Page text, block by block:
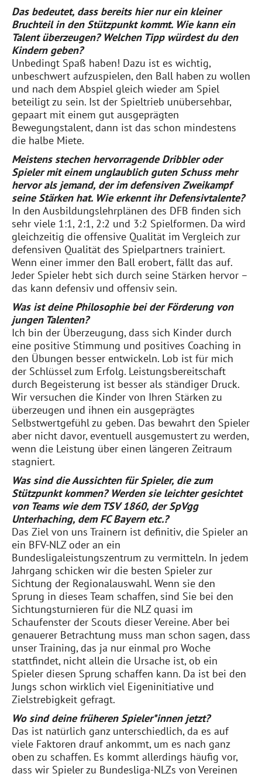
Das bedeutet, dass bereits hier nur ein kleiner
Bruchteil in den Stützpunkt kommt. Wie kann ein
Talent überzeugen? Welchen Tipp würdest du den
Kindern geben?
Unbedingt Spaß haben! Dazu ist es wichtig,
unbeschwert aufzuspielen, den Ball haben zu wollen
und nach dem Abspiel gleich wieder am Spiel
beteiligt zu sein. Ist der Spieltrieb unübersehbar,
gepaart mit einem gut ausgeprägten
Bewegungstalent, dann ist das schon mindestens
die halbe Miete.
Meistens stechen hervorragende Dribbler oder
Spieler mit einem unglaublich guten Schuss mehr
hervor als jemand, der im defensiven Zweikampf
seine Stärken hat. Wie erkennt ihr Defensivtalente?
In den Ausbildungslehrplänen des DFB finden sich
sehr viele 1:1, 2:1, 2:2 und 3:2 Spielformen. Da wird
gleichzeitig die offensive Qualität im Vergleich zur
defensiven Qualität des Spielpartners trainiert.
Wenn einer immer den Ball erobert, fällt das auf.
Jeder Spieler hebt sich durch seine Stärken hervor –
das kann defensiv und offensiv sein.
Was ist deine Philosophie bei der Förderung von
jungen Talenten?
Ich bin der Überzeugung, dass sich Kinder durch
eine positive Stimmung und positives Coaching in
den Übungen besser entwickeln. Lob ist für mich
der Schlüssel zum Erfolg. Leistungsbereitschaft
durch Begeisterung ist besser als ständiger Druck.
Wir versuchen die Kinder von Ihren Stärken zu
überzeugen und ihnen ein ausgeprägtes
Selbstwertgefühl zu geben. Das bewahrt den Spieler
aber nicht davor, eventuell ausgemustert zu werden,
wenn die Leistung über einen längeren Zeitraum
stagniert.
Was sind die Aussichten für Spieler, die zum
Stützpunkt kommen? Werden sie leichter gesichtet
von Teams wie dem TSV 1860, der SpVgg
Unterhaching, dem FC Bayern etc.?
Das Ziel von uns Trainern ist definitiv, die Spieler an
ein BFV-NLZ oder an ein
Bundesligaleistungszentrum zu vermitteln. In jedem
Jahrgang schicken wir die besten Spieler zur
Sichtung der Regionalauswahl. Wenn sie den
Sprung in dieses Team schaffen, sind Sie bei den
Sichtungsturnieren für die NLZ quasi im
Schaufenster der Scouts dieser Vereine. Aber bei
genauerer Betrachtung muss man schon sagen, dass
unser Training, das ja nur einmal pro Woche
stattfindet, nicht allein die Ursache ist, ob ein
Spieler diesen Sprung schaffen kann. Da ist bei den
Jungs schon wirklich viel Eigeninitiative und
Zielstrebigkeit gefragt.
Wo sind deine früheren Spieler*innen jetzt?
Das ist natürlich ganz unterschiedlich, da es auf
viele Faktoren drauf ankommt, um es nach ganz
oben zu schaffen. Es kommt allerdings häufig vor,
dass wir Spieler zu Bundesliga-NLZs von Vereinen